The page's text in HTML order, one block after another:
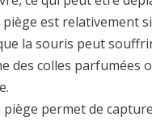
piège est relativement
la souris peut
des colles
piège permet de